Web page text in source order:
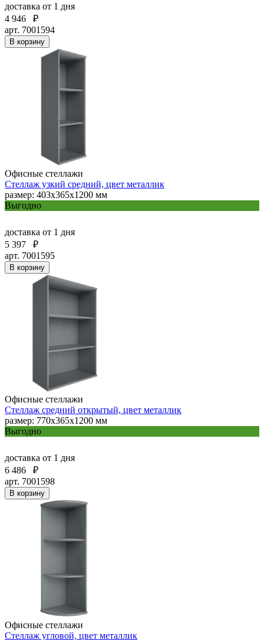
доставка от 1 дня
4 946
₽
арт. 7001594
В корзину
Офисные стеллажи
Стеллаж узкий средний, цвет металлик
размер: 403х365х1200 мм
Выгодно
доставка от 1 дня
5 397
₽
арт. 7001595
В корзину
Офисные стеллажи
Стеллаж средний открытый, цвет металлик
размер: 770х365х1200 мм
Выгодно
доставка от 1 дня
6 486
₽
арт. 7001598
В корзину
Офисные стеллажи
Стеллаж угловой, цвет металлик